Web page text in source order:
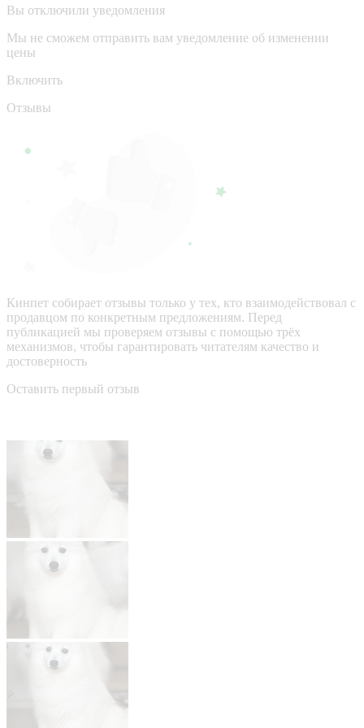
Вы отключили уведомления
Мы не сможем отправить вам уведомление об изменении
цены
Включить
Отзывы
Кинпет собирает отзывы только у тех, кто взаимодействовал с
продавцом по конкретным предложениям. Перед
публикацией мы проверяем отзывы с помощью трёх
механизмов, чтобы гарантировать читателям качество и
достоверность
Оставить первый отзыв